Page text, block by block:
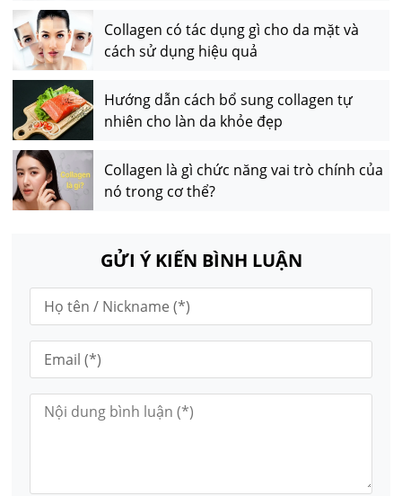
Collagen có tác dụng gì cho da mặt và
cách sử dụng hiệu quả
Hướng dẫn cách bổ sung collagen tự
nhiên cho làn da khỏe đẹp
Collagen là gì chức năng vai trò chính của
nó trong cơ thể?
GỬI Ý KIẾN BÌNH LUẬN